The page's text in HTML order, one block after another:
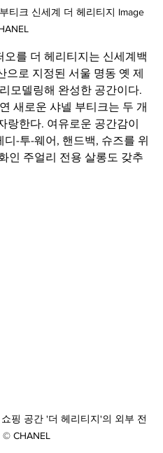
티크 신세계 더 헤리티지 Image
를 더 헤리티지는 신세계백
으로 지정된 서울 명동 옛 제
모델링해 완성한 공간이다.
새로운 샤넬 부티크는 두 개
랑한다. 여유로운 공간감이
-투-웨어, 핸드백, 슈즈를 위
인 주얼리 전용 살롱도 갖추
핑 공간 '더 헤리티지'의 외부 전
© CHANEL